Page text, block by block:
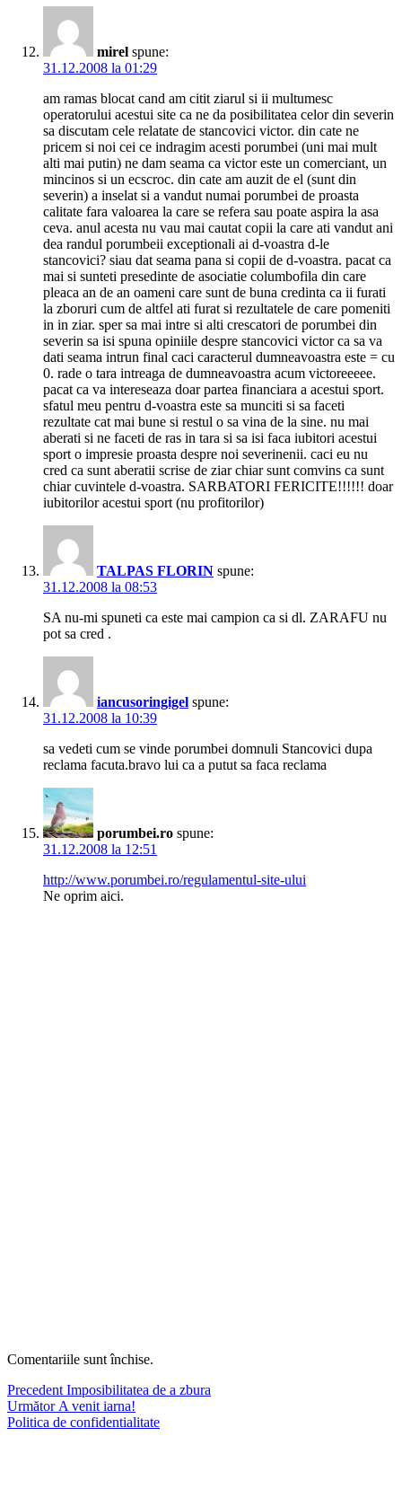
mirel spune:
31.12.2008 la 01:29
am ramas blocat cand am citit ziarul si ii multumesc
operatorului acestui site ca ne da posibilitatea celor din severin
sa discutam cele relatate de stancovici victor. din cate ne
pricem si noi cei ce indragim acesti porumbei (uni mai mult
alti mai putin) ne dam seama ca victor este un comerciant, un
mincinos si un ecscroc. din cate am auzit de el (sunt din
severin) a inselat si a vandut numai porumbei de proasta
calitate fara valoarea la care se refera sau poate aspira la asa
ceva. anul acesta nu vau mai cautat copii la care ati vandut ani
dea randul porumbeii exceptionali ai d-voastra d-le
stancovici? siau dat seama pana si copii de d-voastra. pacat ca
mai si sunteti presedinte de asociatie columbofila din care
pleaca an de an oameni care sunt de buna credinta ca ii furati
la zboruri cum de altfel ati furat si rezultatele de care pomeniti
in in ziar. sper sa mai intre si alti crescatori de porumbei din
severin sa isi spuna opiniile despre stancovici victor ca sa va
dati seama intrun final caci caracterul dumneavoastra este = cu
0. rade o tara intreaga de dumneavoastra acum victoreeeee.
pacat ca va intereseaza doar partea financiara a acestui sport.
sfatul meu pentru d-voastra este sa munciti si sa faceti
rezultate cat mai bune si restul o sa vina de la sine. nu mai
aberati si ne faceti de ras in tara si sa isi faca iubitori acestui
sport o impresie proasta despre noi severinenii. caci eu nu
cred ca sunt aberatii scrise de ziar chiar sunt comvins ca sunt
chiar cuvintele d-voastra. SARBATORI FERICITE!!!!!! doar
iubitorilor acestui sport (nu profitorilor)
TALPAS FLORIN spune:
31.12.2008 la 08:53
SA nu-mi spuneti ca este mai campion ca si dl. ZARAFU nu
pot sa cred .
iancusoringigel spune:
31.12.2008 la 10:39
sa vedeti cum se vinde porumbei domnuli Stancovici dupa
reclama facuta.bravo lui ca a putut sa faca reclama
porumbei.ro spune:
31.12.2008 la 12:51
http://www.porumbei.ro/regulamentul-site-ului
Ne oprim aici.
Comentariile sunt închise.
Navigare
în
Precedent Articolul
anterior:
Imposibilitatea de a zbura
Următor Articolul
următor:
A venit iarna!
Politica de confidentialitate